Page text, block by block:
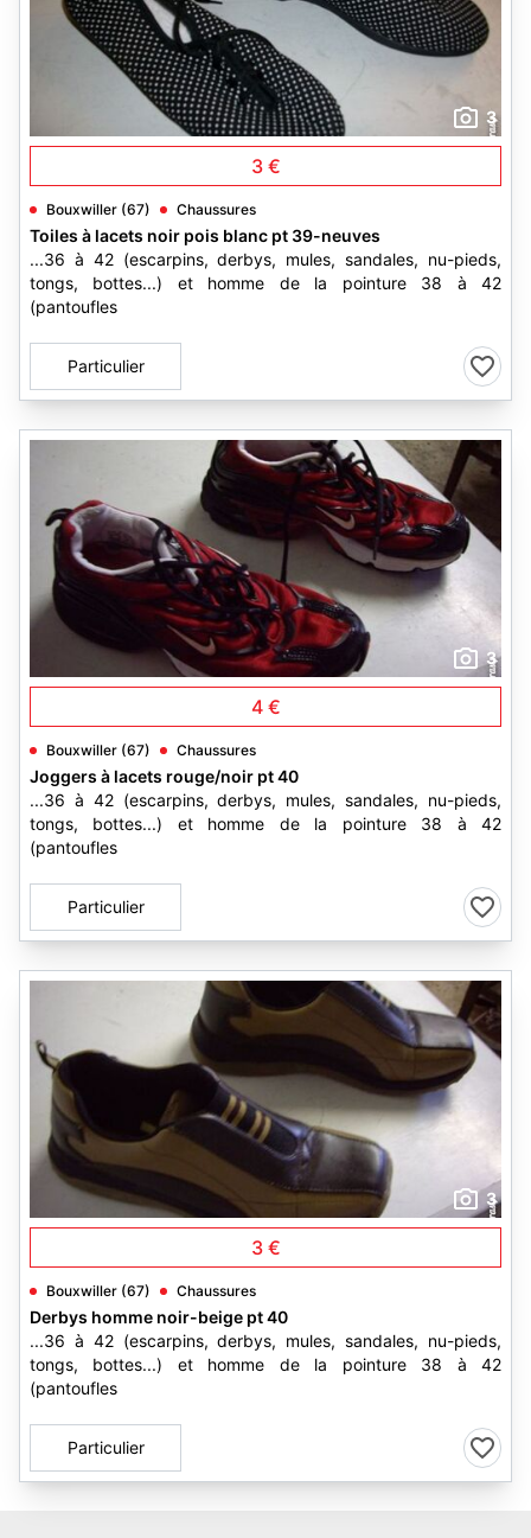
3
3 €
Bouxwiller (67) Chaussures
Toiles à lacets noir pois blanc pt 39-neuves
...36 à 42 (escarpins, derbys, mules, sandales, nu-pieds,
tongs, bottes...) et homme de la pointure 38 à 42
(pantoufles
Particulier
3
4 €
Bouxwiller (67) Chaussures
Joggers à lacets rouge/noir pt 40
...36 à 42 (escarpins, derbys, mules, sandales, nu-pieds,
tongs, bottes...) et homme de la pointure 38 à 42
(pantoufles
Particulier
3
3 €
Bouxwiller (67) Chaussures
Derbys homme noir-beige pt 40
...36 à 42 (escarpins, derbys, mules, sandales, nu-pieds,
tongs, bottes...) et homme de la pointure 38 à 42
(pantoufles
Particulier